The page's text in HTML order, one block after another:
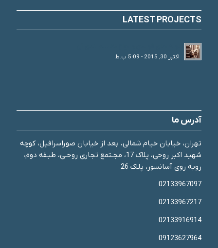
LATEST PROJECTS
اکتبر 30, 2015 - 5:09 ب.ظ
آدرس ما
تهران، خیابان خیام شمالی، بعد از خیابان صوراسرافیل، کوچه
شهید اکبر روحی، پلاک 17، مجـتمع تجاری روحـی، طبـقه دوم،
روبه روی آسانسور، پلاک 26
02133967097
02133967217
02133916914
09123627964